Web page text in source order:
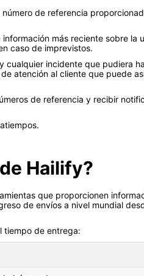
de referencia
más reciente sobre la
caso de imprevistos.
cualquier incidente que pudiera
atención al cliente que puede
de referencia y recibir
Hailify?
que proporcionen
de envíos a nivel mundial
tiempo de entrega: